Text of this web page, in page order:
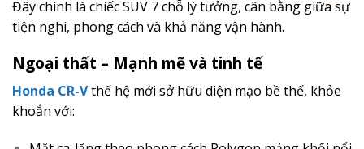
Đây chính là chiếc SUV 7 chỗ lý tưởng, cân bằng giữa sự
tiện nghi, phong cách và khả năng vận hành.
Ngoại thất – Mạnh mẽ và tinh tế
Honda CR-Vthế hệ mới sở hữu diện mạo bề thế, khỏe
khoắn với: